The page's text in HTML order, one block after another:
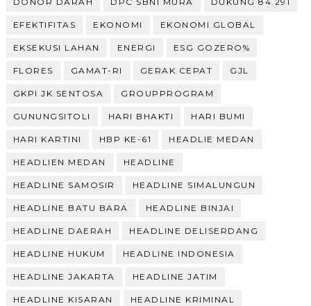
EFEKTIFITAS EKONOMI EKONOMI GLOBAL
EKSEKUSI LAHAN ENERGI ESG GOZERO%
FLORES GAMAT-RI GERAK CEPAT GJL
GKPI JK SENTOSA GROUPPROGRAM
GUNUNGSITOLI HARI BHAKTI HARI BUMI
HARI KARTINI HBP KE-61 HEADLIE MEDAN
HEADLIEN MEDAN HEADLINE
HEADLINE SAMOSIR HEADLINE SIMALUNGUN
HEADLINE BATU BARA HEADLINE BINJAI
HEADLINE DAERAH HEADLINE DELISERDANG
HEADLINE HUKUM HEADLINE INDONESIA
HEADLINE JAKARTA HEADLINE JATIM
HEADLINE KISARAN HEADLINE KRIMINAL